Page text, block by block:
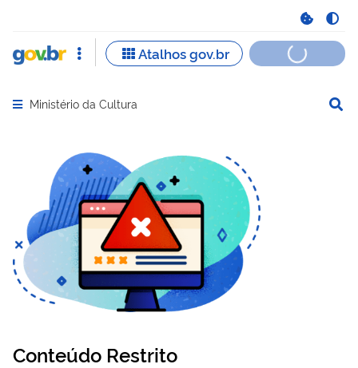
Abrir menu principal de navegação
Ministério da Cultura
Conteúdo Restrito